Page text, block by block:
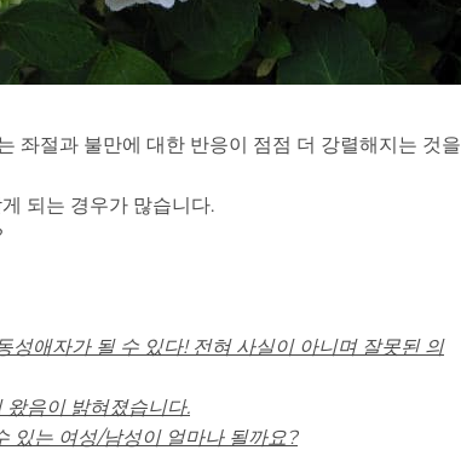
좌절과 불만에 대한 반응이 점점 더 강렬해지는 것을
되는 경우가 많습니다.
성애자가 될 수 있다! 전혀 사실이 아니며 잘못된 의
음이 밝혀졌습니다.
있는 여성/남성이 얼마나 될까요?